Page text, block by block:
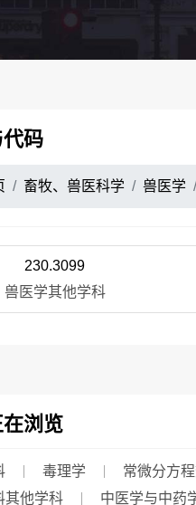
码
畜牧、兽医科学 兽医学
230.3099
兽医学其他学科
浏览
毒理学 常微分方
其他学科
中医学与中药